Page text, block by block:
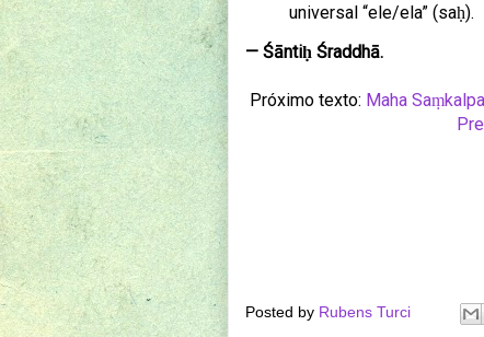
universal “ele/ela” (saḥ).
— Śāntiḥ Śraddhā.
Próximo texto: Maha
Posted by Rubens Turci